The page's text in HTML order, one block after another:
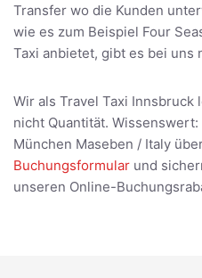
Transfer wo die Kunden
wie es zum Beispiel Four
Taxi anbietet, gibt es bei uns
Wir als Travel Taxi Innsbruck
nicht Quantität.
München Maseben / Italy
Buchungsformular und
unseren Online-